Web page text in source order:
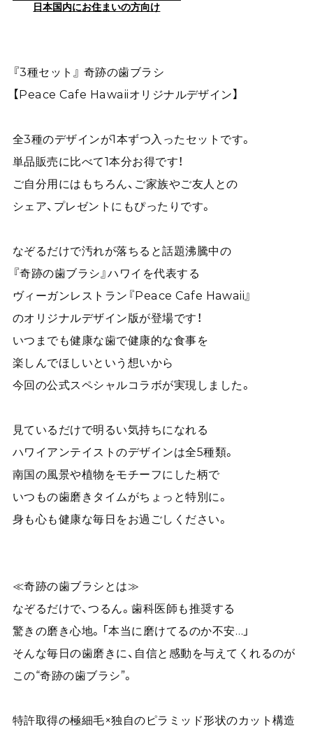
日本国内にお住まいの方向け
『3種セット』 奇跡の歯ブラシ
【Peace Cafe Hawaiiオリジナルデザイン】
全3種のデザインが1本ずつ入ったセットです。
単品販売に比べて1本分お得です！
ご自分用にはもちろん、ご家族やご友人との
シェア、プレゼントにもぴったりです。
なぞるだけで汚れが落ちると話題沸騰中の
『奇跡の歯ブラシ』ハワイを代表する
ヴィーガンレストラン『Peace Cafe Hawaii』
のオリジナルデザイン版が登場です！
いつまでも健康な歯で健康的な食事を
楽しんでほしいという想いから
今回の公式スペシャルコラボが実現しました。
見ているだけで明るい気持ちになれる
ハワイアンテイストのデザインは全5種類。
南国の風景や植物をモチーフにした柄で
いつもの歯磨きタイムがちょっと特別に。
身も心も健康な毎日をお過ごしください。
≪奇跡の歯ブラシとは≫
なぞるだけで、つるん。歯科医師も推奨する
驚きの磨き心地。「本当に磨けてるのか不安…」
そんな毎日の歯磨きに、自信と感動を与えてくれるのが
この“奇跡の歯ブラシ”。
特許取得の極細毛×独自のピラミッド形状のカット構造